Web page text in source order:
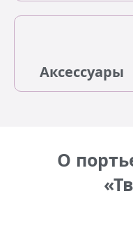
Аксессуары
О